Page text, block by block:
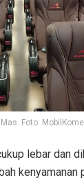
Mas. Foto:
lebar dan
kenyamanan